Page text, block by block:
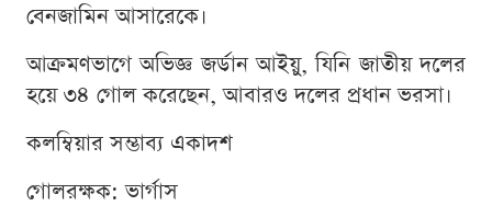
বেনজামিন আসারেকে।
আক্রমণভাগে অভিজ্ঞ জর্ডান আইয়ু, যিনি জাতীয় দলের
হয়ে ৩৪ গোল করেছেন, আবারও দলের প্রধান ভরসা।
কলম্বিয়ার সম্ভাব্য একাদশ
গোলরক্ষক: ভার্গাস